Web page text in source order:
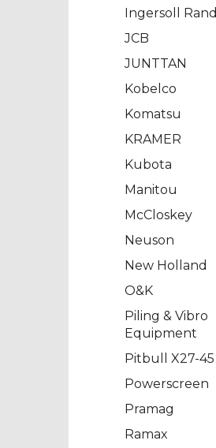
Ingersoll Rand
JCB
JUNTTAN
Kobelco
Komatsu
KRAMER
Kubota
Manitou
McCloskey
Neuson
New Holland
O&K
Piling & Vibro
Equipment
Pitbull X27-45
Powerscreen
Pramag
Ramax